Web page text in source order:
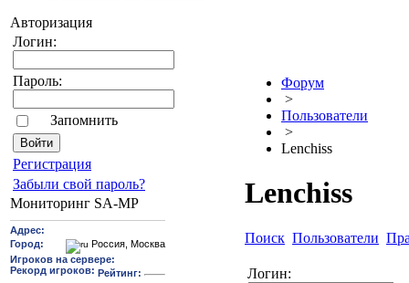
Авторизация
Логин:
Пароль:
Запомнить
Pегиcтрaция
Забыли свой пароль?
Мониторинг SA-MP
Форум
>
Пользователи
>
Lenchiss
Lenchiss
Поиск Пользователи
Логин: